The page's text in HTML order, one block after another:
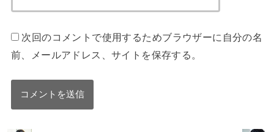
次回のコメントで使用するためブラウザーに自分の名
前、メールアドレス、サイトを保存する。